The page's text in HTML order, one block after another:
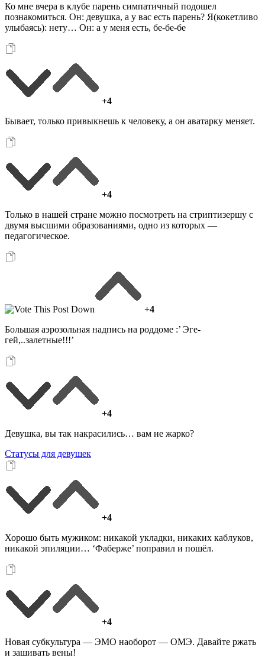
Ко мне вчера в клубе парень симпатичный подошел
познакомиться. Он: девушка, а у вас есть парень? Я(кокетливо
улыбаясь): нету… Он: а у меня есть, бе-бе-бе
+4
Бывает, только привыкнешь к человеку, а он аватарку меняет.
+4
Только в нашей стране можно посмотреть на стриптизершу с
двумя высшими образованиями, одно из которых —
педагогическое.
+4
Большая аэрозольная надпись на роддоме :’ Эге-
гей,..залетные!!!’
+4
Девушка, вы так накрасились… вам не жарко?
Статусы для девушек
+4
Хорошо быть мужиком: никакой укладки, никаких каблуков,
никакой эпиляции… ‘Фаберже’ поправил и пошёл.
+4
Новая субкультура — ЭМО наоборот — ОМЭ. Давайте ржать
и зашивать вены!